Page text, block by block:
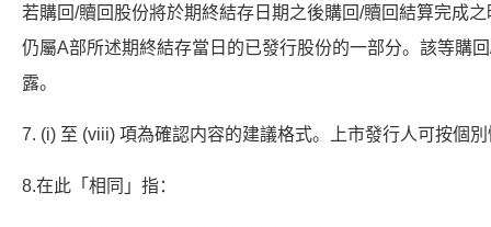
若購回/贖回股份將於期終結存日期之後購回/贖回結算完成
仍屬A部所述期終結存當日的已發行股份的一部分。該等購
露。
7. (i) 至 (viii) 項為確認内容的建議格式。上市發行人可按個
8.在此「相同」指：